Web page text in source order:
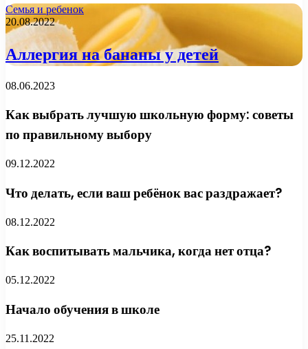
Семья и ребенок
20.08.2022
Аллергия на бананы у детей
08.06.2023
Как выбрать лучшую школьную форму: советы
по правильному выбору
09.12.2022
Что делать, если ваш ребёнок вас раздражает?
08.12.2022
Как воспитывать мальчика, когда нет отца?
05.12.2022
Начало обучения в школе
25.11.2022